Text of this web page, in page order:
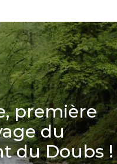
première
du
du Doubs !